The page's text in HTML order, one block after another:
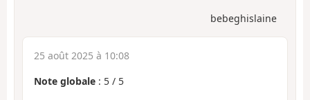
bebeghislaine
25 août 2025 à 10:08
Note globale : 5 / 5